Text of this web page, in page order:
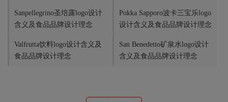
Sanpellegrino圣培露logo设计
含义及食品品牌设计理念
Pokka Sapporo波卡三宝乐logo
设计含义及食品品牌设计理念
Valfrutta饮料logo设计含义及
食品品牌设计理念
San Benedetto矿泉水logo设计
含义及食品品牌设计理念